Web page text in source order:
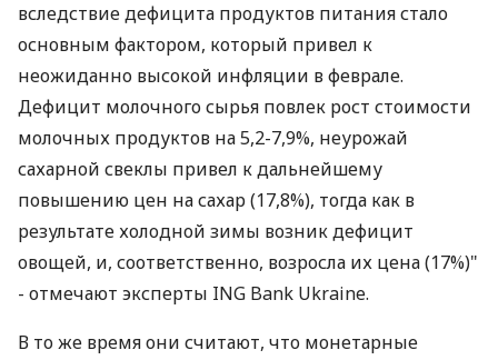
вследствие дефицита продуктов питания стало
основным фактором, который привел к
неожиданно высокой инфляции в феврале.
Дефицит молочного сырья повлек рост стоимости
молочных продуктов на 5,2-7,9%, неурожай
сахарной свеклы привел к дальнейшему
повышению цен на сахар (17,8%), тогда как в
результате холодной зимы возник дефицит
овощей, и, соответственно, возросла их цена (17%)"
- отмечают эксперты ING Bank Ukraine.
В то же время они считают, что монетарные